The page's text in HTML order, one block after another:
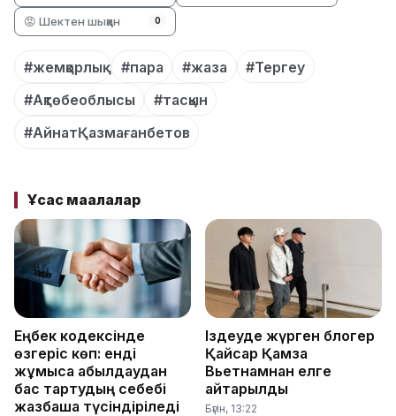
😡 Шектен шыққан 0
#жемқорлық #пара #жаза
#Тергеу
#Ақтөбеоблысы
#тасқын
#АйнатҚазмағанбетов
Ұқсас мақалалар
Еңбек кодексінде
өзгеріс көп: енді
жұмысқа қабылдаудан
бас тартудың себебі
жазбаша түсіндіріледі
Іздеуде жүрген блогер
Қайсар Қамза
Вьетнамнан елге
қайтарылды
Бүгін, 13:22